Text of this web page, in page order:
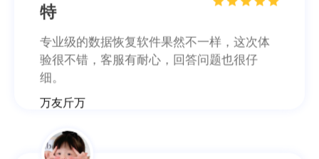
特
专业级的数据恢复软件果然不一样，这次体
验很不错，客服有耐心，回答问题也很仔
细。
万友斤万